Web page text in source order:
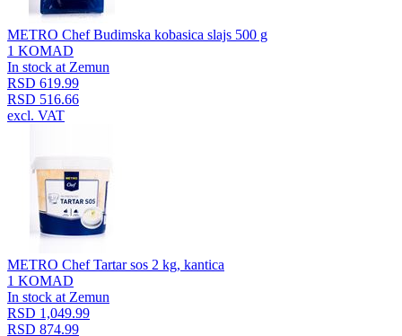
METRO Chef Budimska kobasica slajs 500 g
1 KOMAD
In stock at Zemun
RSD 619.99
RSD 516.66
excl. VAT
METRO Chef Tartar sos 2 kg, kantica
1 KOMAD
In stock at Zemun
RSD 1,049.99
RSD 874.99